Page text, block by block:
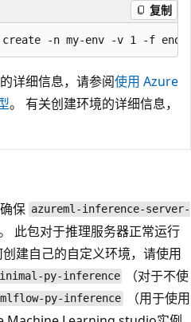
复制
详细信息，请参阅使用 Azure
。 有关创建环境的详细信息，
保 azureml-inference-server-
此包对于推理服务器正常运行
建自己的自定义环境，请使用
py-inference
（对于不使
mlflow-py-inference （用于使用